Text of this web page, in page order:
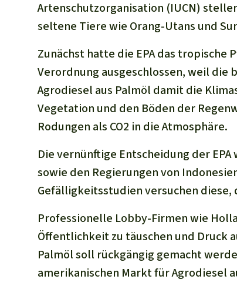
Artenschutzorganisation (IUCN)
seltene Tiere wie Orang-Utans und
Zunächst hatte die EPA das tropische
Verordnung ausgeschlossen, weil die
Agrodiesel aus Palmöl damit die
Vegetation und den Böden der
Rodungen als CO2 in die Atmosphäre.
Die vernünftige Entscheidung der
sowie den Regierungen von
Gefälligkeitsstudien versuchen
Professionelle Lobby-Firmen wie
Öffentlichkeit zu täuschen und Druck
Palmöl soll rückgängig gemacht
amerikanischen Markt für Agrodiesel